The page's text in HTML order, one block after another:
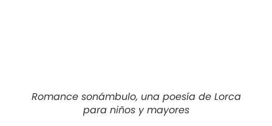
Romance sonámbulo, una poesía de Lorca
para niños y mayores